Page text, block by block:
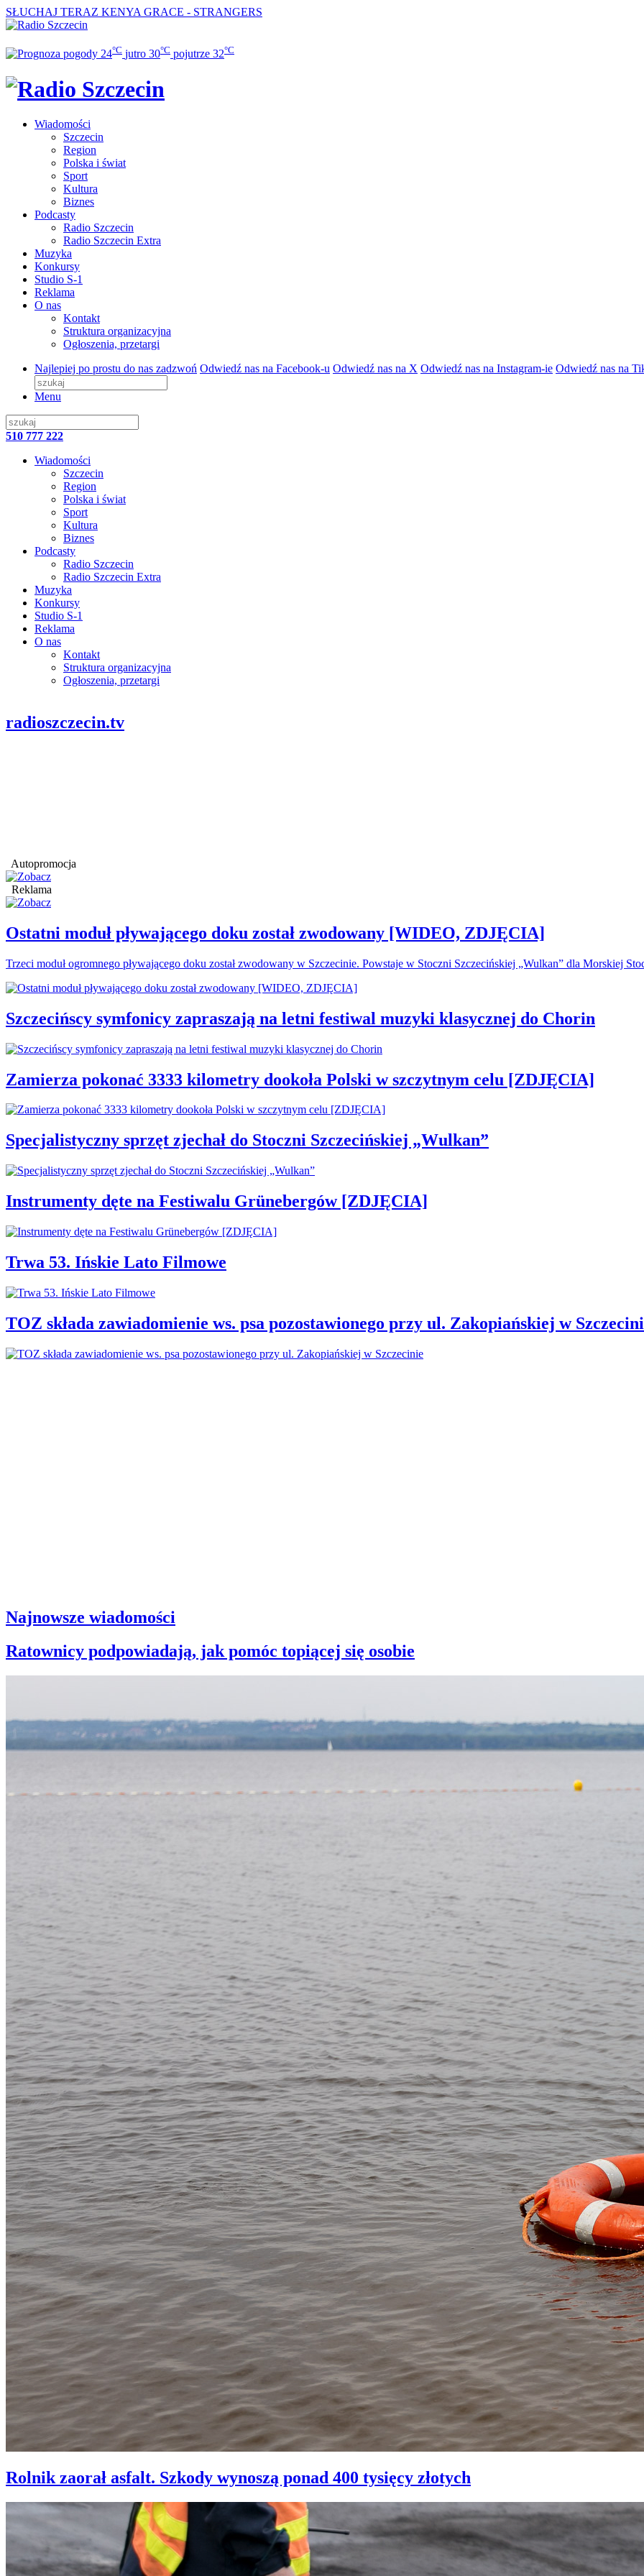
SŁUCHAJ TERAZ KENYA GRACE - STRANGERS
24°C jutro 30°C pojutrze 32°C
Wiadomości
Szczecin
Region
Polska i świat
Sport
Kultura
Biznes
Podcasty
Radio Szczecin
Radio Szczecin Extra
Muzyka
Konkursy
Studio S-1
Reklama
O nas
Kontakt
Struktura organizacyjna
Ogłoszenia, przetargi
Najlepiej po prostu do nas zadzwoń Odwiedź nas na Facebook-u Odwiedź nas na X Odwiedź nas na Instagram-ie Odwiedź nas na
Menu
510 777 222
Wiadomości
Szczecin
Region
Polska i świat
Sport
Kultura
Biznes
Podcasty
Radio Szczecin
Radio Szczecin Extra
Muzyka
Konkursy
Studio S-1
Reklama
O nas
Kontakt
Struktura organizacyjna
Ogłoszenia, przetargi
radioszczecin.tv
Autopromocja
Reklama
Ostatni moduł pływającego doku został zwodowany [WIDEO, ZDJĘCIA]
Trzeci moduł ogromnego pływającego doku został zwodowany w Szczecinie. Powstaje w Stoczni Szczecińskiej „Wulkan” dla Morskiej
Szczecińscy symfonicy zapraszają na letni festiwal muzyki klasycznej do Chorin
Zamierza pokonać 3333 kilometry dookoła Polski w szczytnym celu [ZDJĘCIA]
Specjalistyczny sprzęt zjechał do Stoczni Szczecińskiej „Wulkan”
Instrumenty dęte na Festiwalu Grünebergów [ZDJĘCIA]
Trwa 53. Ińskie Lato Filmowe
TOZ składa zawiadomienie ws. psa pozostawionego przy ul. Zakopiańskiej w
Najnowsze wiadomości
Ratownicy podpowiadają, jak pomóc topiącej się osobie
Rolnik zaorał asfalt. Szkody wynoszą ponad 400 tysięcy złotych